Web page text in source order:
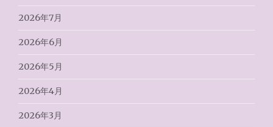
2026年7月
2026年6月
2026年5月
2026年4月
2026年3月